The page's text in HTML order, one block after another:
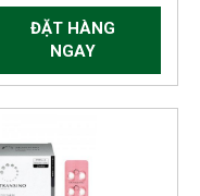
ĐẶT HÀNG
NGAY